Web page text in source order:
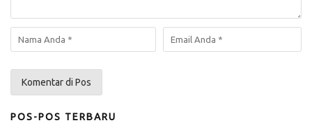
POS-POS TERBARU